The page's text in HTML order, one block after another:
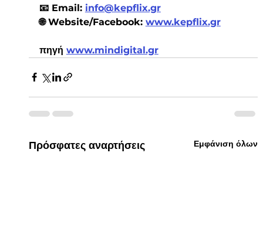
📧 Email: info@kepflix.gr
🌐 Website/Facebook: www.kepflix.gr
πηγή www.mindigital.gr
Πρόσφατες αναρτήσεις Εμφάνιση όλων